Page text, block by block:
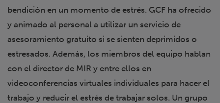
bendición en un momento de estrés. GCF ha ofrecido
y animado al personal a utilizar un servicio de
asesoramiento gratuito si se sienten deprimidos o
estresados. Además, los miembros del equipo hablan
con el director de MIR y entre ellos en
videoconferencias virtuales individuales para hacer el
trabajo y reducir el estrés de trabajar solos. Un grupo